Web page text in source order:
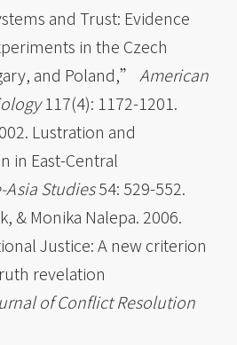
and Trust: Evidence
in the Czech
and Poland,” American
117(4): 1172-1201.
Lustration and
in East-Central
Asia Studies54: 529-552.
& Monika Nalepa. 2006.
Justice: A new criterion
revelation
of Conflict Resolution